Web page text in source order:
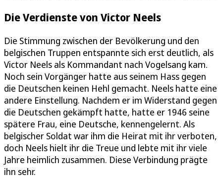
Die Verdienste von Victor Neels
Die Stimmung zwischen der Bevölkerung und den
belgischen Truppen entspannte sich erst deutlich, als
Victor Neels als Kommandant nach Vogelsang kam.
Noch sein Vorgänger hatte aus seinem Hass gegen
die Deutschen keinen Hehl gemacht. Neels hatte eine
andere Einstellung. Nachdem er im Widerstand gegen
die Deutschen gekämpft hatte, hatte er 1946 seine
spätere Frau, eine Deutsche, kennengelernt. Als
belgischer Soldat war ihm die Heirat mit ihr verboten,
doch Neels hielt ihr die Treue und lebte mit ihr viele
Jahre heimlich zusammen. Diese Verbindung prägte
ihn sehr.